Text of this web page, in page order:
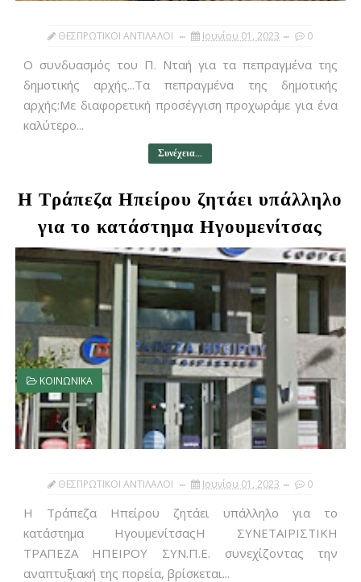
ΘΕΣΠΡΩΤΙΚΟΙ ΑΝΤΙΛΑΛΟΙ Ιουνίου 01, 2023 0
Ο συνδυασμός του Π. Νταή για τα πεπραγμένα της
δημοτικής αρχής...Τα πεπραγμένα της δημοτικής
αρχής:Με διαφορετική προσέγγιση προχωράμε για ένα
καλύτερο...
Συνέχεια...
Η Τράπεζα Ηπείρου ζητάει υπάλληλο
για το κατάστημα Ηγουμενίτσας
ΚΟΙΝΩΝΙΚΑ
ΘΕΣΠΡΩΤΙΚΟΙ ΑΝΤΙΛΑΛΟΙ Ιουνίου 01, 2023 0
Η Τράπεζα Ηπείρου ζητάει υπάλληλο για το
κατάστημα ΗγουμενίτσαςΗ ΣΥΝΕΤΑΙΡΙΣΤΙΚΗ
ΤΡΑΠΕΖΑ ΗΠΕΙΡΟΥ ΣΥΝ.Π.Ε. συνεχίζοντας την
αναπτυξιακή της πορεία, βρίσκεται...